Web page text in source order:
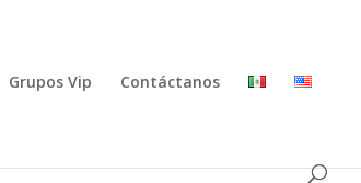
Grupos Vip Contáctanos